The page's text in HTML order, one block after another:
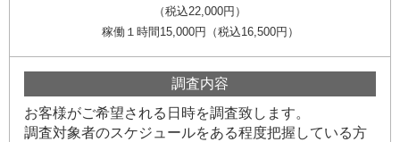
（税込22,000円）
稼働１時間15,000円（税込16,500円）
調査内容
お客様がご希望される日時を調査致します。
調査対象者のスケジュールをある程度把握している方